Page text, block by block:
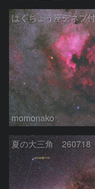
momonako
夏の大三角 260718